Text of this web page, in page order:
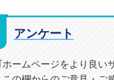
アンケート
ームページをより良い